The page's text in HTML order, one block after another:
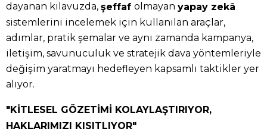
dayanan kılavuzda, şeffaf olmayan yapay zekâ
sistemlerini incelemek için kullanılan araçlar,
adımlar, pratik şemalar ve aynı zamanda kampanya,
iletişim, savunuculuk ve stratejik dava yöntemleriyle
değişim yaratmayı hedefleyen kapsamlı taktikler yer
alıyor.
"KİTLESEL GÖZETİMİ KOLAYLAŞTIRIYOR,
HAKLARIMIZI KISITLIYOR"